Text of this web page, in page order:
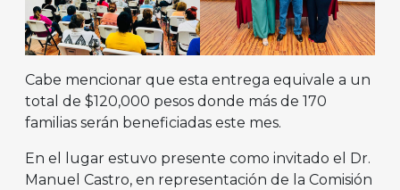
Cabe mencionar que esta entrega equivale a un
total de $120,000 pesos donde más de 170
familias serán beneficiadas este mes.
En el lugar estuvo presente como invitado el Dr.
Manuel Castro, en representación de la Comisión